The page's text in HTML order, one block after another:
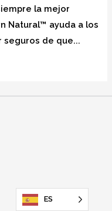
la mejor
Natural™ ayuda a los
seguros de que...
ES